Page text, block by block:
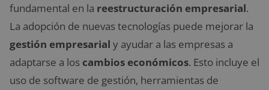
fundamental en la reestructuración empresarial.
La adopción de nuevas tecnologías puede mejorar la
gestión empresarial y ayudar a las empresas a
adaptarse a los cambios económicos. Esto incluye el
uso de software de gestión, herramientas de